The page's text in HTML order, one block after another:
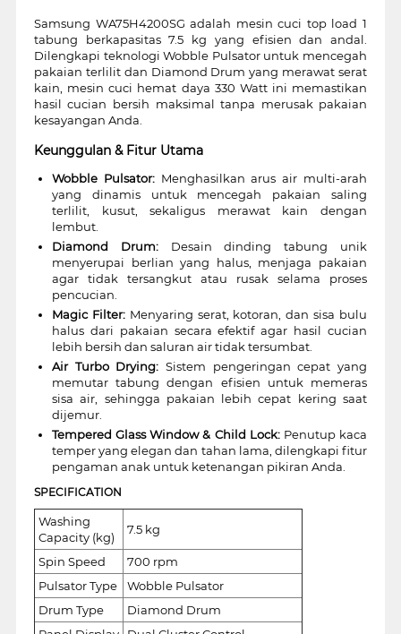
Samsung WA75H4200SG adalah mesin cuci top load 1
tabung berkapasitas 7.5 kg yang efisien dan andal.
Dilengkapi teknologi Wobble Pulsator untuk mencegah
pakaian terlilit dan Diamond Drum yang merawat serat
kain, mesin cuci hemat daya 330 Watt ini memastikan
hasil cucian bersih maksimal tanpa merusak pakaian
kesayangan Anda.
Keunggulan & Fitur Utama
Wobble Pulsator:Menghasilkan arus air multi-arah
yang dinamis untuk mencegah pakaian saling
terlilit, kusut, sekaligus merawat kain dengan
lembut.
Diamond Drum:Desain dinding tabung unik
menyerupai berlian yang halus, menjaga pakaian
agar tidak tersangkut atau rusak selama proses
pencucian.
Magic Filter:Menyaring serat, kotoran, dan sisa bulu
halus dari pakaian secara efektif agar hasil cucian
lebih bersih dan saluran air tidak tersumbat.
Air Turbo Drying: Sistem pengeringan cepat yang
memutar tabung dengan efisien untuk memeras
sisa air, sehingga pakaian lebih cepat kering saat
dijemur.
Tempered Glass Window & Child Lock:Penutup kaca
temper yang elegan dan tahan lama, dilengkapi fitur
pengaman anak untuk ketenangan pikiran Anda.
SPECIFICATION
Washing
Capacity (kg)
7.5 kg
Spin Speed
700 rpm
Pulsator Type
Wobble Pulsator
Drum Type
Diamond Drum